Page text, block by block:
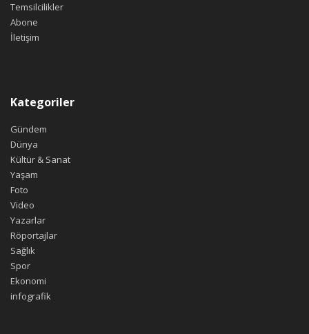
Temsilcilikler
Abone
İletişim
Kategoriler
Gündem
Dünya
Kültür & Sanat
Yaşam
Foto
Video
Yazarlar
Röportajlar
Sağlık
Spor
Ekonomi
infografik